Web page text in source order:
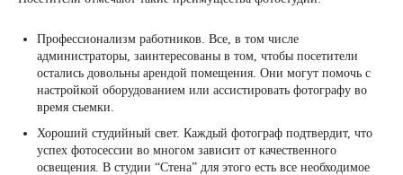
Профессионализм работников. Все, в том числе
администраторы, заинтересованы в том, чтобы посетители
остались довольны арендой помещения. Они могут помочь с
настройкой оборудованием или ассистировать фотографу во
время съемки.
Хороший студийный свет. Каждый фотограф подтвердит, что
успех фотосессии во многом зависит от качественного
освещения. В студии “Стена” для этого есть все необходимое